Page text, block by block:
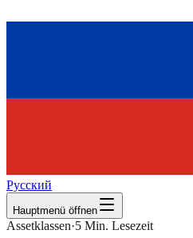
Русский
Hauptmenü öffnen
Assetklassen·5 Min. Lesezeit